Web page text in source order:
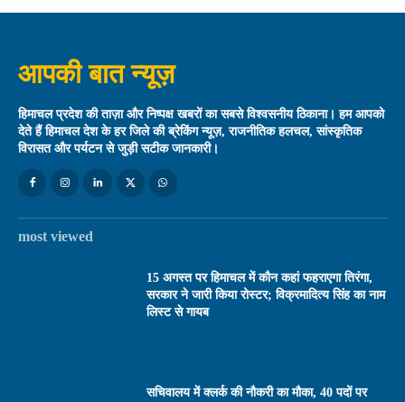
आपकी बात न्यूज़
हिमाचल प्रदेश की ताज़ा और निष्पक्ष खबरों का सबसे विश्वसनीय ठिकाना। हम आपको
देते हैं हिमाचल देश के हर जिले की ब्रेकिंग न्यूज़, राजनीतिक हलचल, सांस्कृतिक
विरासत और पर्यटन से जुड़ी सटीक जानकारी।
most viewed
15 अगस्त पर हिमाचल में कौन कहां फहराएगा तिरंगा,
सरकार ने जारी किया रोस्टर; विक्रमादित्य सिंह का नाम
लिस्ट से गायब
सचिवालय में क्लर्क की नौकरी का मौका, 40 पदों पर